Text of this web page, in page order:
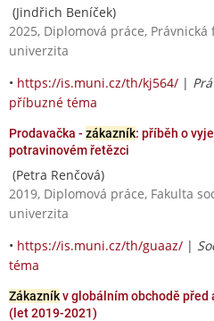
(Jindřich Beníček)
2025, Diplomová práce,
univerzita
• https://is.muni.cz/th/kj564/ |
příbuzné téma
Prodavačka - zákazník: příběh o
potravinovém řetězci
(Petra Renčová)
2019, Diplomová práce, Fakulta
univerzita
• https://is.muni.cz/th/guaaz/ |
téma
Zákazníkv globálním obchodě před
(let 2019-2021)